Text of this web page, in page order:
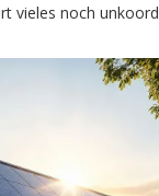
vieles noch